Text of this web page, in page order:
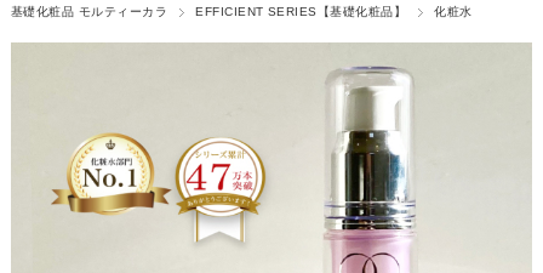
基礎化粧品 モルティーカラ EFFICIENT SERIES【基礎化粧品】 化粧水